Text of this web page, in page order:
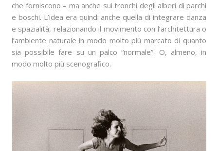
che forniscono – ma anche sui tronchi degli alberi di parchi
e boschi. L’idea era quindi anche quella di integrare danza
e spazialità, relazionando il movimento con l’architettura o
l’ambiente naturale in modo molto più marcato di quanto
sia possibile fare su un palco “normale”. O, almeno, in
modo molto più scenografico.